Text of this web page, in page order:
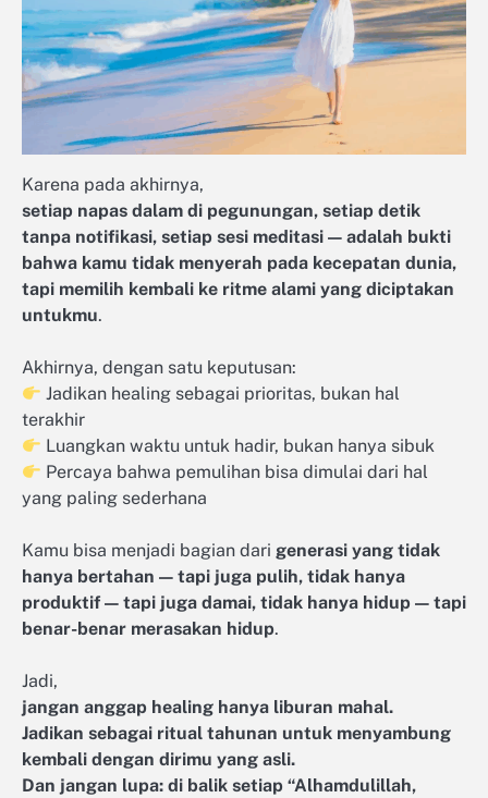
Karena pada akhirnya,
setiap napas dalam di pegunungan, setiap detik
tanpa notifikasi, setiap sesi meditasi — adalah bukti
bahwa kamu tidak menyerah pada kecepatan dunia,
tapi memilih kembali ke ritme alami yang diciptakan
untukmu.
Akhirnya, dengan satu keputusan:
Jadikan healing sebagai prioritas, bukan hal
terakhir
Luangkan waktu untuk hadir, bukan hanya sibuk
Percaya bahwa pemulihan bisa dimulai dari hal
yang paling sederhana
Kamu bisa menjadi bagian dari generasi yang tidak
hanya bertahan — tapi juga pulih, tidak hanya
produktif — tapi juga damai, tidak hanya hidup — tapi
benar-benar merasakan hidup.
Jadi,
jangan anggap healing hanya liburan mahal.
Jadikan sebagai ritual tahunan untuk menyambung
kembali dengan dirimu yang asli.
Dan jangan lupa: di balik setiap “Alhamdulillah,